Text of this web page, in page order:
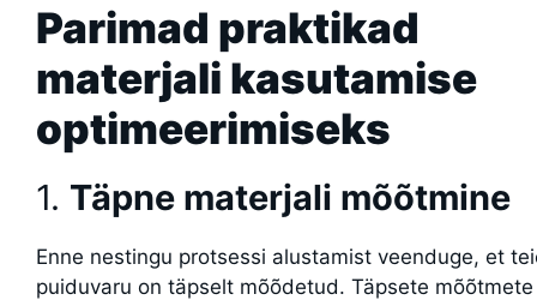
Parimad praktikad
materjali kasutamise
optimeerimiseks
1. Täpne materjali mõõtmine
Enne nestingu protsessi alustamist veenduge, et
puiduvaru on täpselt mõõdetud. Täpsete mõõtmete